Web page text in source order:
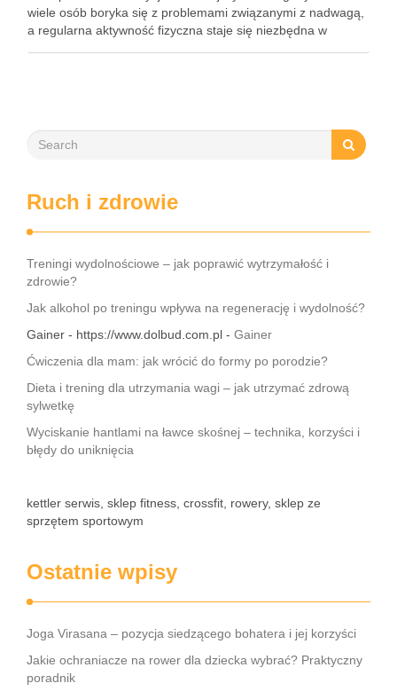
wiele osób boryka się z problemami związanymi z nadwagą,
a regularna aktywność fizyczna staje się niezbędna w
Ruch i zdrowie
Treningi wydolnościowe – jak poprawić wytrzymałość i
zdrowie?
Jak alkohol po treningu wpływa na regenerację i wydolność?
Gainer - https://www.dolbud.com.pl - Gainer
Ćwiczenia dla mam: jak wrócić do formy po porodzie?
Dieta i trening dla utrzymania wagi – jak utrzymać zdrową
sylwetkę
Wyciskanie hantlami na ławce skośnej – technika, korzyści i
błędy do uniknięcia
kettler serwis, sklep fitness, crossfit, rowery, sklep ze
sprzętem sportowym
Ostatnie wpisy
Joga Virasana – pozycja siedzącego bohatera i jej korzyści
Jakie ochraniacze na rower dla dziecka wybrać? Praktyczny
poradnik